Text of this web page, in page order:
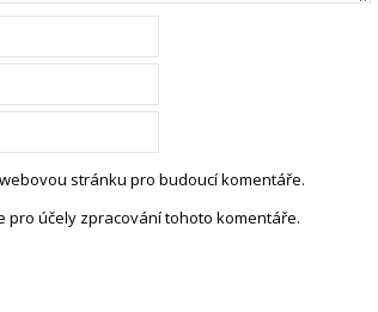
stránku pro budoucí komentáře.
účely zpracování tohoto komentáře.